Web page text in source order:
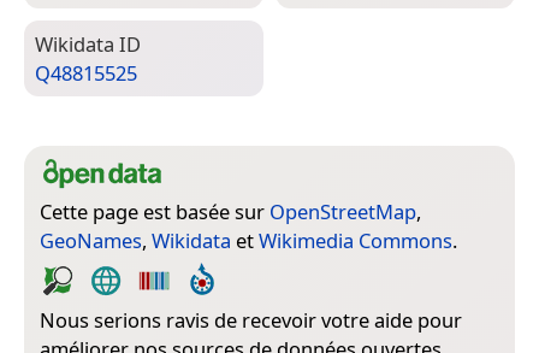
Wiki­data ID
Q48815525
Cette page est basée sur OpenStreetMap,
GeoNames, Wikidata etWikimedia Commons.
Nous serions ravis de recevoir votre aide pour